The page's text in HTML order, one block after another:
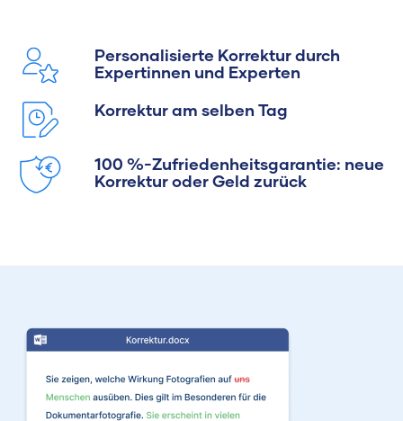
Personalisierte Korrektur durch
Expertinnen und Experten
Korrektur am selben Tag
100 %-Zufriedenheitsgarantie: neue
Korrektur oder Geld zurück